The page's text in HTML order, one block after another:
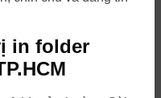
in folder